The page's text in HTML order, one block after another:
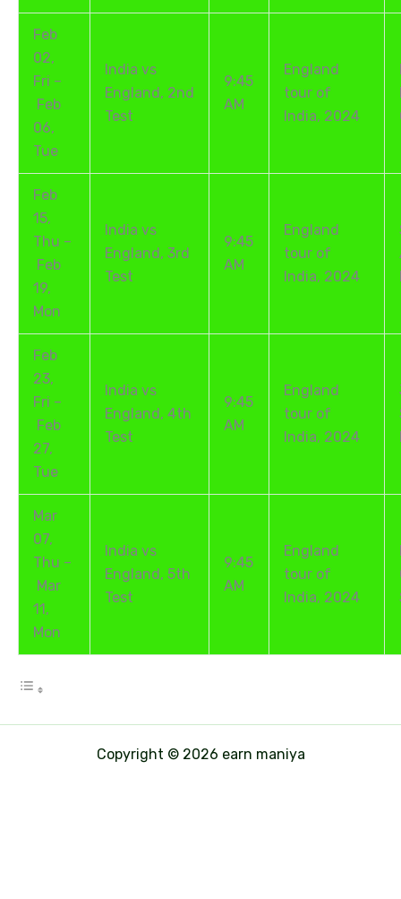
Feb
02,
Fri –
Feb
06,
Tue
India vs
England, 2nd
Test
9:45
AM
England
tour of
India, 2024
Feb
15,
Thu –
Feb
19,
Mon
India vs
England, 3rd
Test
9:45
AM
England
tour of
India, 2024
Feb
23,
Fri –
Feb
27,
Tue
India vs
England, 4th
Test
9:45
AM
England
tour of
India, 2024
Mar
07,
Thu –
Mar
11,
Mon
India vs
England, 5th
Test
9:45
AM
England
tour of
India, 2024
Copyright © 2026 earn maniya